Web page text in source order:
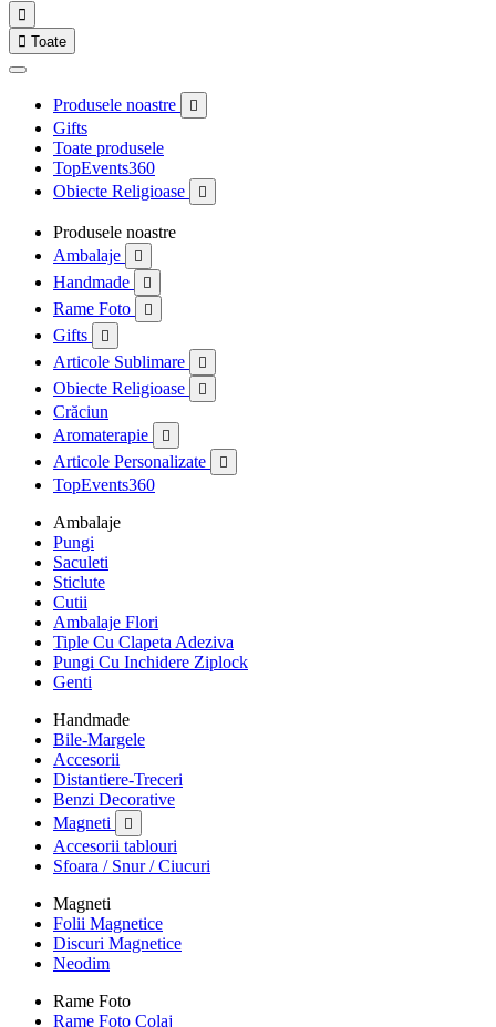

 Toate
Produsele noastre 
Gifts
Toate produsele
TopEvents360
Obiecte Religioase

Produsele noastre
Ambalaje

Handmade 
Rame Foto 
Gifts 
Articole Sublimare 
Obiecte Religioase 
Crăciun
Aromaterapie

Articole Personalizate 
TopEvents360
Ambalaje
Pungi
Saculeti
Sticlute
Cutii
Ambalaje Flori
Tiple Cu Clapeta Adeziva
Pungi Cu Inchidere Ziplock
Genti
Handmade
Bile-Margele
Accesorii
Distantiere-Treceri
Benzi Decorative
Magneti

Accesorii tablouri
Sfoara / Snur / Ciucuri
Magneti
Folii Magnetice
Discuri Magnetice
Neodim
Rame Foto
Rame Foto Colaj